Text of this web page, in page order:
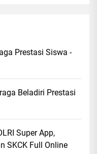
Prestasi Siswa -
Beladiri Prestasi
Super App,
SKCK Full Online